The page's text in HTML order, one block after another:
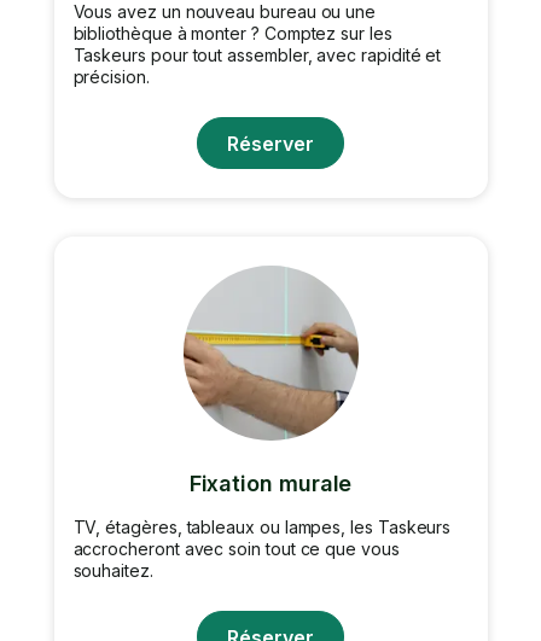
Vous avez un nouveau bureau ou une
bibliothèque à monter ? Comptez sur les
Taskeurs pour tout assembler, avec rapidité et
précision.
Réserver
Fixation murale
TV, étagères, tableaux ou lampes, les Taskeurs
accrocheront avec soin tout ce que vous
souhaitez.